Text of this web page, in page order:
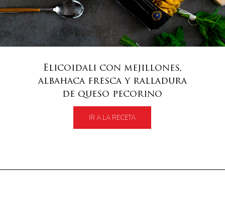
Elicoidali con mejillones,
albahaca fresca y ralladura
de queso pecorino
IR A LA RECETA